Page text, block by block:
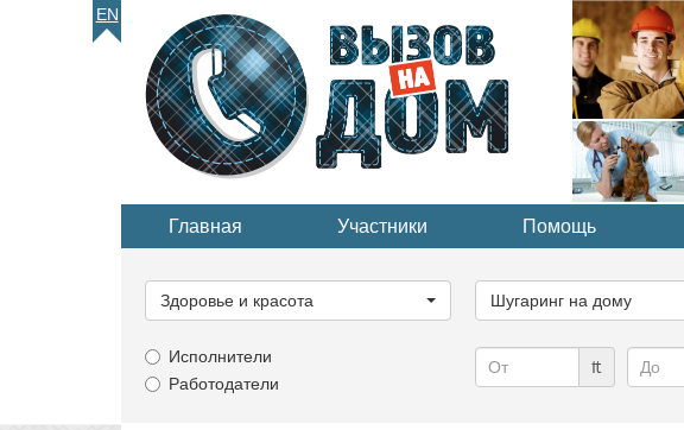
EN
Главная Участники Помощь
категорию...
Здоровье и красота
категорию...
Шугаринг на дому
Исполнители
Работодатели
₶